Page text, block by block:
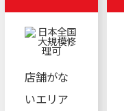
店舗がな
いエリア